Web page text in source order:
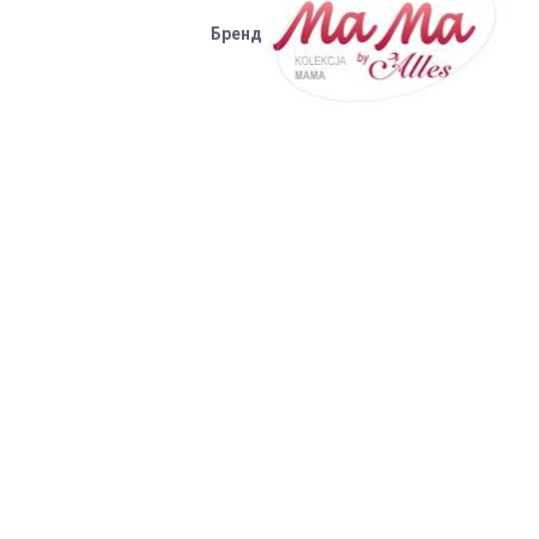
Бренд
підлягає поверненню або його вартість буде
флісові та/або хутряні чохли у візок/автокрісло тощо);